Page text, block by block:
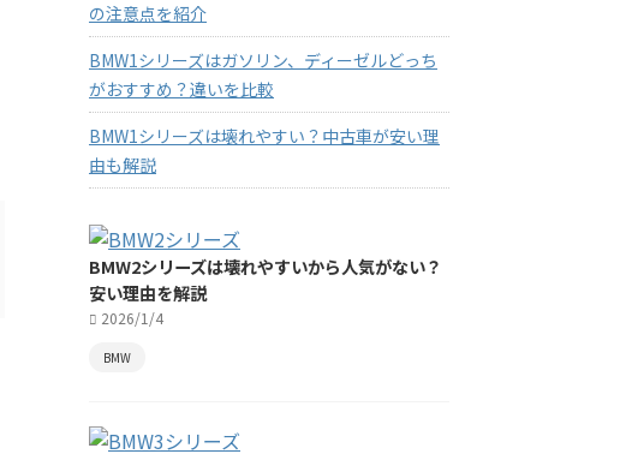
の注意点を紹介
BMW1シリーズはガソリン、ディーゼルどっち
がおすすめ？違いを比較
BMW1シリーズは壊れやすい？中古車が安い理
由も解説
BMW2シリーズは壊れやすいから人気がない？
安い理由を解説
2026/1/4
BMW